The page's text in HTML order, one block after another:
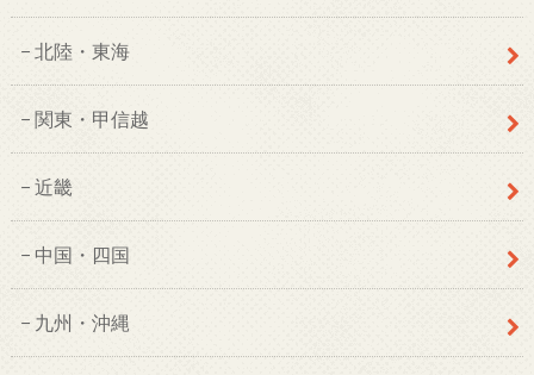
北陸・東海
関東・甲信越
近畿
中国・四国
九州・沖縄